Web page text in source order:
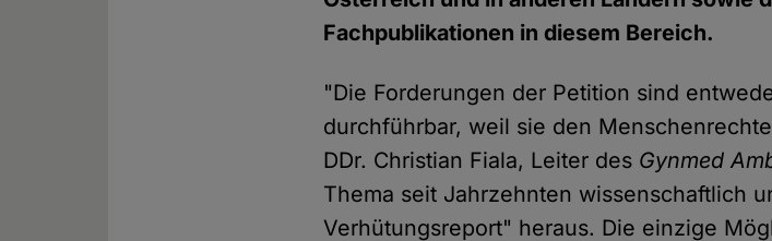
Fachpublikationen in diesem Bereich.
"Die Forderungen der Petition sind
durchführbar, weil sie den
DDr. Christian Fiala, Leiter des Gynmed
Thema seit Jahrzehnten wissenschaftlich
Verhütungsreport" heraus. Die einzige